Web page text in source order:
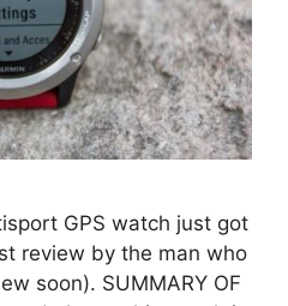
GPS watch just got
review by the man who
soon). SUMMARY OF